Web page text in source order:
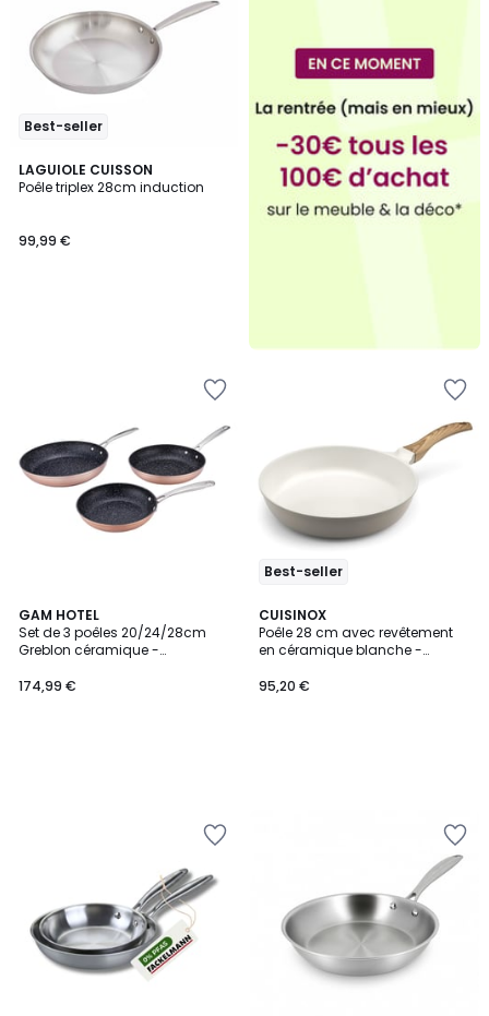
Best-seller
LAGUIOLE CUISSON
Poêle triplex 28cm induction
99,99 €
GAM HOTEL
Set de 3 poêles 20/24/28cm
Greblon céramique -
174,99 €
Best-seller
CUISINOX
Poêle 28 cm avec revêtement
en céramique blanche -
95,20 €